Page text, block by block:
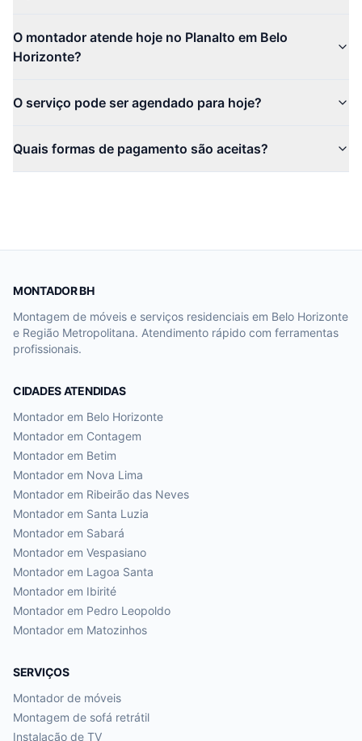
O montador atende hoje no Planalto em Belo
Horizonte?
O serviço pode ser agendado para hoje?
Quais formas de pagamento são aceitas?
MONTADOR BH
Montagem de móveis e serviços residenciais em Belo Horizonte
e Região Metropolitana. Atendimento rápido com ferramentas
profissionais.
CIDADES ATENDIDAS
Montador em Belo Horizonte
Montador em Contagem
Montador em Betim
Montador em Nova Lima
Montador em Ribeirão das Neves
Montador em Santa Luzia
Montador em Sabará
Montador em Vespasiano
Montador em Lagoa Santa
Montador em Ibirité
Montador em Pedro Leopoldo
Montador em Matozinhos
SERVIÇOS
Montador de móveis
Montagem de sofá retrátil
Instalação de TV